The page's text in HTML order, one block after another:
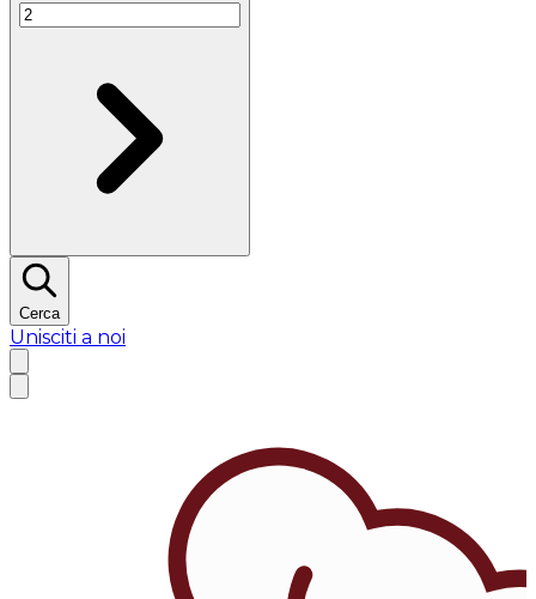
Cerca
Unisciti a noi